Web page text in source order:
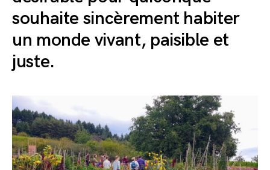
souhaite sincèrement habiter
un monde vivant, paisible et
juste.